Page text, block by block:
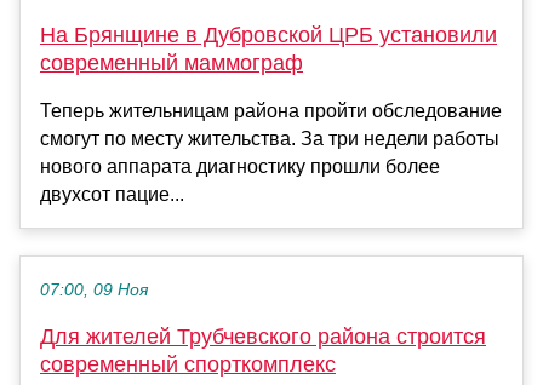
На Брянщине в Дубровской ЦРБ установили
современный маммограф
Теперь жительницам района пройти обследование
смогут по месту жительства. За три недели работы
нового аппарата диагностику прошли более
двухсот пацие...
07:00, 09 Ноя
Для жителей Трубчевского района строится
современный спорткомплекс